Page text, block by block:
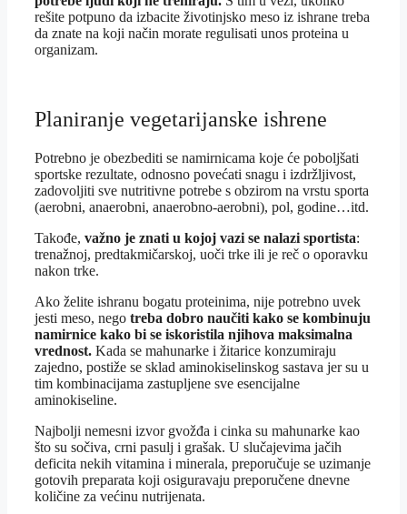
rešite potpuno da izbacite životinjsko meso iz ishrane treba
da znate na koji način morate regulisati unos proteina u
organizam.
Planiranje vegetarijanske ishrene
Potrebno je obezbediti se namirnicama koje će poboljšati
sportske rezultate, odnosno povećati snagu i izdržljivost,
zadovoljiti sve nutritivne potrebe s obzirom na vrstu sporta
(aerobni, anaerobni, anaerobno-aerobni), pol, godine…itd.
Takođe, važno je znati u kojoj vazi se nalazi sportista:
trenažnoj, predtakmičarskoj, uoči trke ili je reč o oporavku
nakon trke.
Ako želite ishranu bogatu proteinima, nije potrebno uvek
jesti meso, nego treba dobro naučiti kako se kombinuju
namirnice kako bi se iskoristila njihova maksimalna
vrednost. Kada se mahunarke i žitarice konzumiraju
zajedno, postiže se sklad aminokiselinskog sastava jer su u
tim kombinacijama zastupljene sve esencijalne
aminokiseline.
Najbolji nemesni izvor gvožđa i cinka su mahunarke kao
što su sočiva, crni pasulj i grašak. U slučajevima jačih
deficita nekih vitamina i minerala, preporučuje se uzimanje
gotovih preparata koji osiguravaju preporučene dnevne
količine za većinu nutrijenata.